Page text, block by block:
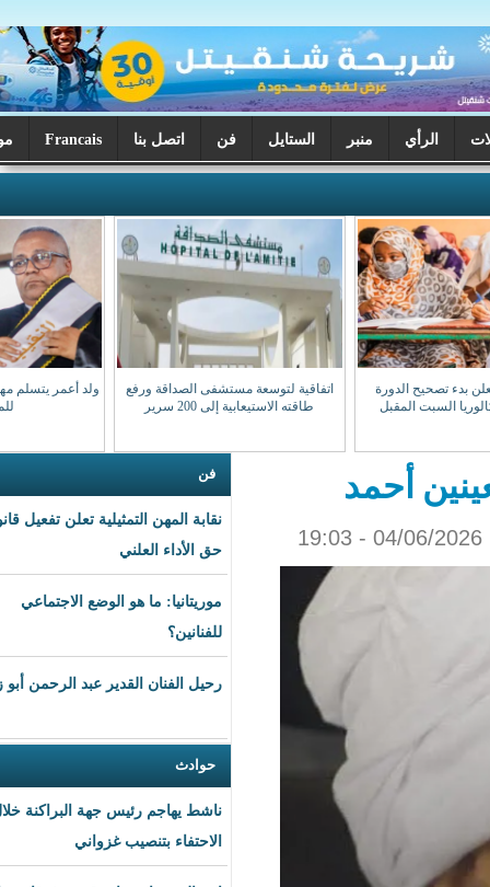
الستايل فن اتصل بنا Francais موريتانيا اليوم
اتفاقية لتوسعة مستشفى الصداقة ورفع
طاقته الاستيعابية إلى 200 سرير
ولد أعمر يتسلم مهامه نقيبا للهيئة الوطنية
نقابة المهن التمثيلية تعلن تفعيل قانون
حق الأداء العلني
موريتانيا: ما هو الوضع الاجتماعي
للفنانين؟
رحيل الفنان القدير عبد الرحمن أبو زهرة
حوادث
ناشط يهاجم رئيس جهة البراكنة خلال
الاحتفاء بتنصيب غزواني